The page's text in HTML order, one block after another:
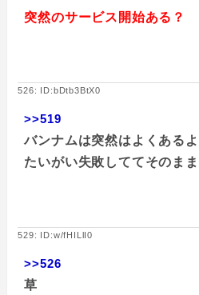
突然のサービス開始ある？
526: ID:bDtb3BtX0
>>519
バンナムは突然はよくあるよ
たいがい失敗しててそのま
529: ID:w/fHILlI0
>>526
草